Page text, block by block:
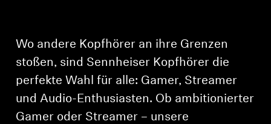
Soundbars
AMBEO Soundbars und Subs
Wo andere Kopfhörer an ihre Grenzen
stoßen, sind Sennheiser Kopfhörer die
perfekte Wahl für alle: Gamer, Streamer
und Audio-Enthusiasten. Ob ambitionierter
Gamer oder Streamer – unsere